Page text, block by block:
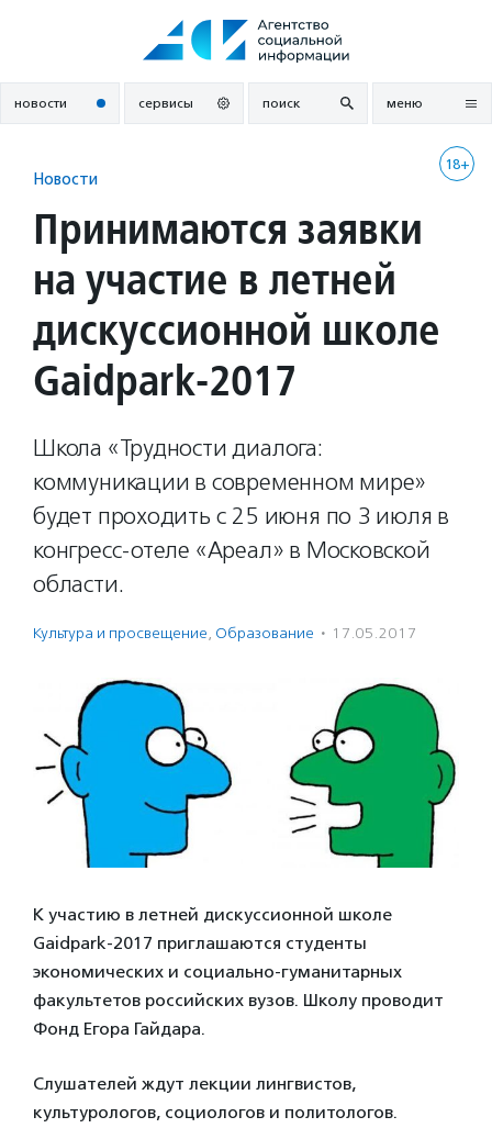
новости сервисы поиск меню
18+
Новости
Принимаются заявки
на участие в летней
дискуссионной школе
Gaidpark-2017
Школа «Трудности диалога:
коммуникации в современном мире»
будет проходить с 25 июня по 3 июля в
конгресс-отеле «Ареал» в Московской
области.
Культура и просвещение, Образование · 17.05.2017
К участию в летней дискуссионной школе
Gaidpark-2017 приглашаются студенты
экономических и социально-гуманитарных
факультетов российских вузов. Школу проводит
Фонд Егора Гайдара.
Слушателей ждут лекции лингвистов,
культурологов, социологов и политологов.